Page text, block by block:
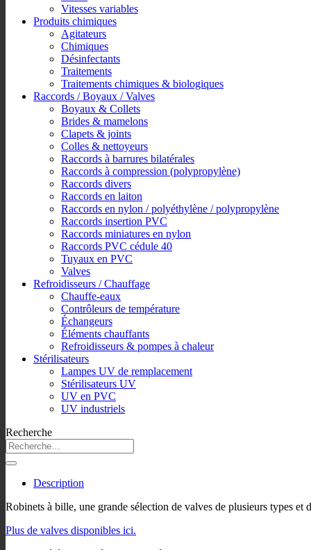
Vitesses variables
Produits chimiques
Agitateurs
Chimiques
Désinfectants
Traitements
Traitements chimiques & biologiques
Raccords / Boyaux / Valves
Boyaux & Collets
Brides & mamelons
Clapets & joints
Colles & nettoyeurs
Raccords à barrures bilatérales
Raccords à compression (polypropylène)
Raccords divers
Raccords en laiton
Raccords en nylon / polyéthylène / polypropylène
Raccords insertion PVC
Raccords miniatures en nylon
Raccords PVC cédule 40
Tuyaux en PVC
Valves
Refroidisseurs / Chauffage
Chauffe-eaux
Contrôleurs de température
Échangeurs
Éléments chauffants
Refroidisseurs & pompes à chaleur
Stérilisateurs
Lampes UV de remplacement
Stérilisateurs UV
UV en PVC
UV industriels
Recherche
Description
Robinets à bille, une grande sélection de valves de plusieurs types
Plus de valves disponibles ici.